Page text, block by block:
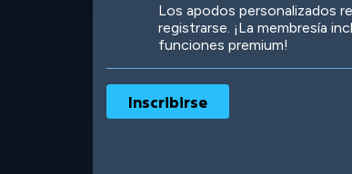
Ooh! Aah!
Los apodos personalizados
registrarse. ¡La membresía
funciones premium!